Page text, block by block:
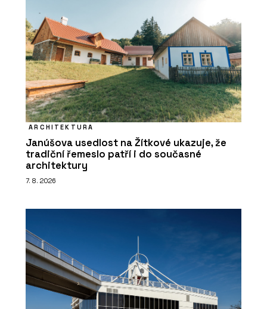
ARCHITEKTURA
Janúšova usedlost na Žítkové ukazuje, že
tradiční řemeslo patří i do současné
architektury
7. 8. 2026